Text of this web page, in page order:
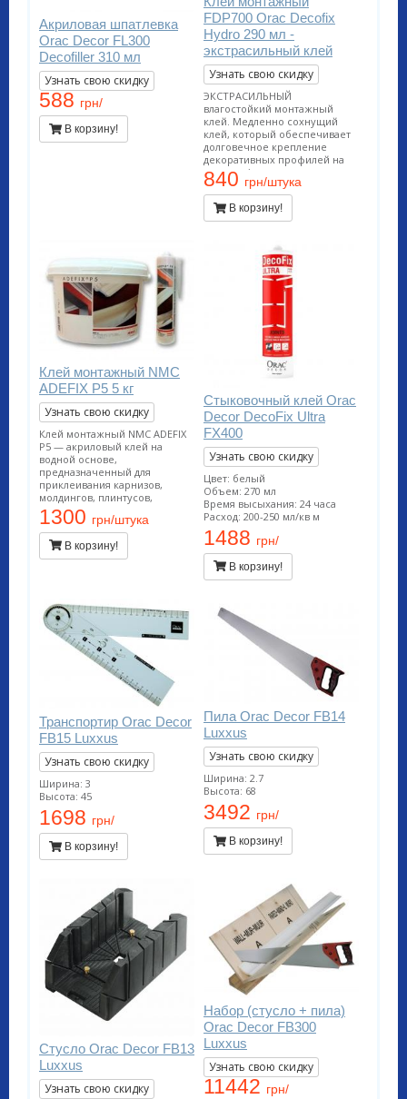
Акриловая шпатлевка
Orac Decor FL300
Decofiller 310 мл
Узнать свою скидку
588 грн/
В корзину!
FDP700 Orac Decofix
Hydro 290 мл -
экстрасильный клей
Узнать свою скидку
ЭКСТРАСИЛЬНЫЙ
влагостойкий монтажный
клей. Медленно сохнущий
клей, который обеспечивает
долговечное крепление
декоративных профилей на
стенах и/или потолках.
Подходит для проведения
внутренних работ и
применения на пористых
поверхностях. Применяется
(ванных. бассейнах, наружных
работах). Расход тюбика на 10-
12 метров погонных.
840 грн/штука
В корзину!
Клей монтажный NMC
ADEFIX P5 5 кг
Узнать свою скидку
Клей монтажный NMC ADEFIX
P5 — акриловый клей на
водной основе,
предназначенный для
приклеивания карнизов,
молдингов, плинтусов,
розеток и других
декоративных элементов из
полистирола и полиуретана на
ДВП, ДСП, гипсокартон,
гипсоволокно, штукатурку,
1300 грн/штука
В корзину!
Стыковочный клей Orac
Decor DecoFix Ultra
FX400
Узнать свою скидку
Цвет: белый
Объем: 270 мл
Время высыхания: 24 часа
Расход: 200-250 мл/кв м
1488 грн/
В корзину!
Транспортир Orac Decor
FB15 Luxxus
Узнать свою скидку
Ширина: 3
Высота: 45
1698 грн/
В корзину!
Пила Orac Decor FB14
Luxxus
Узнать свою скидку
Ширина: 2.7
Высота: 68
3492 грн/
В корзину!
Стусло Orac Decor FB13
Luxxus
Узнать свою скидку
Набор (стусло + пила)
Orac Decor FB300
Luxxus
Узнать свою скидку
11442 грн/